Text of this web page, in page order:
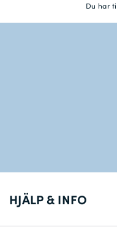
Du har
HJÄLP & INFO